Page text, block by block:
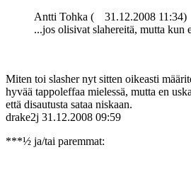
Antti Tohka (
31.12.2008 11:34)
...jos olisivat slahereitä, mutta kun
Miten toi slasher nyt sitten oikeasti
hyvää tappoleffaa mielessä, mutta en
että disautusta sataa niskaan.
drake2j 31.12.2008 09:59
***½ ja/tai paremmat: